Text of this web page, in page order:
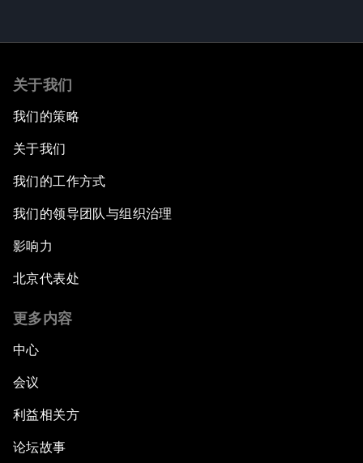
关于我们
我们的策略
关于我们
我们的工作方式
我们的领导团队与组织治理
影响力
北京代表处
更多内容
中心
会议
利益相关方
论坛故事